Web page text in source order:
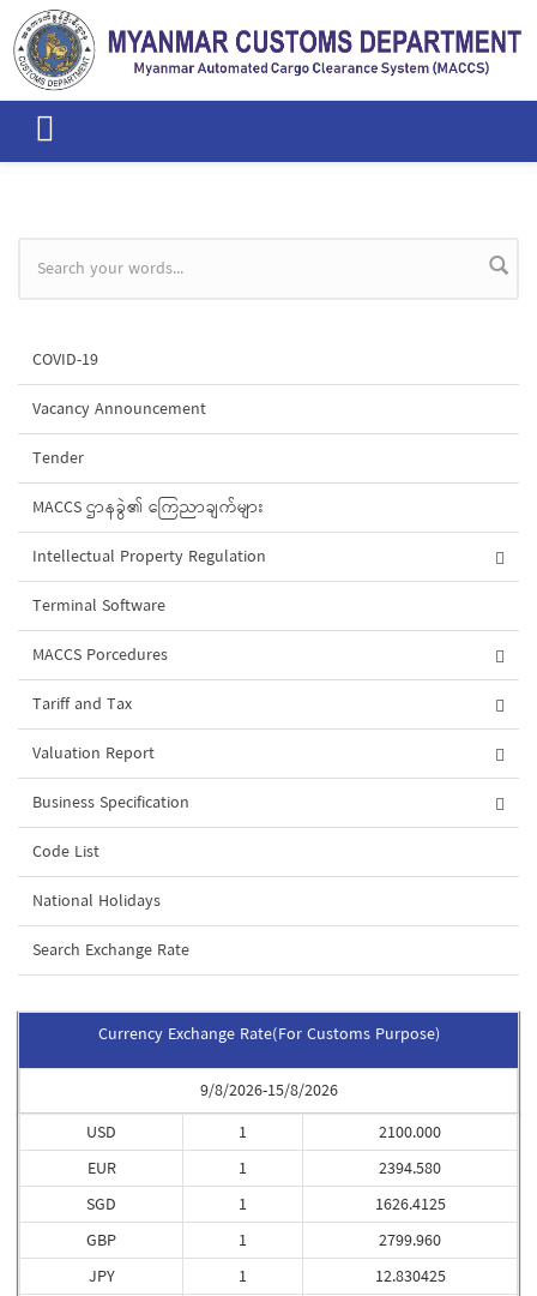
Skip to main content
Search form
COVID-19
Vacancy Announcement
Tender
MACCS ဌာနခွဲ၏ ကြေညာချက်များ
Intellectual Property Regulation
Terminal Software
MACCS Porcedures
Tariff and Tax
Valuation Report
Business Specification
Code List
National Holidays
Search Exchange Rate
Currency Exchange Rate(For Customs Purpose)
9/8/2026-15/8/2026
USD
EUR
SGD
GBP
JPY
1
1
1
1
1
2100.000
2394.580
1626.4125
2799.960
12.830425